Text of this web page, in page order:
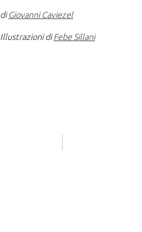
diGiovanni Caviezel
Illustrazioni diFebe Sillani